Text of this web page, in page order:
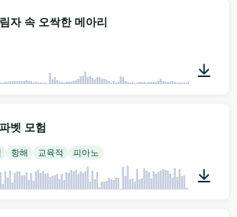
자 속 오싹한 메아리
벳 모험
항해 교육적 피아노